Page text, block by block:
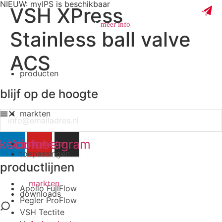
NIEUW: myIPS is beschikbaar
meer info
producten
markten
toepassingen
downloads
producten
markten
VSH XPress
Stainless ball valve
ACS
blijf op de hoogte
Email
YoutubeInstagram
productlijnen
Apollo FullFlow
Pegler ProFlow
VSH Tectite